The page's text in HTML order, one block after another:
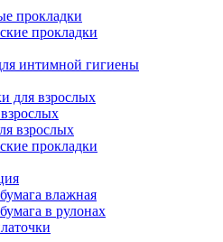
прокладки
прокладки
интимной гигиены
для взрослых
взрослых
прокладки
влажная
в рулонах